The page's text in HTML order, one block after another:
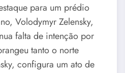
para um prédio
Volodymyr Zelensky,
falta de intenção por
tanto o norte
configura um ato de